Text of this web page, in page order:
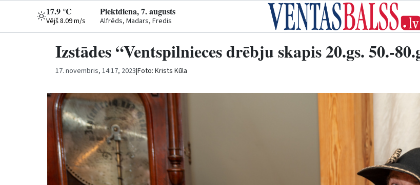
17.9 °C
Vējš 8.09 m/s
Piektdiena, 7. augusts
Alfrēds, Madars, Fredis
Izstādes “Ventspilnieces drēbju skapis 20.gs. 50.-
17. novembris, 14:17, 2023|Foto: Krists Kūla